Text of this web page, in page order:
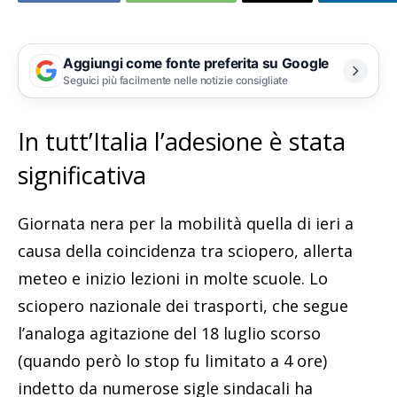
Aggiungi come fonte preferita su Google
Seguici più facilmente nelle notizie consigliate
In tutt’Italia l’adesione è stata
significativa
Giornata nera per la mobilità quella di ieri a
causa della coincidenza tra sciopero, allerta
meteo e inizio lezioni in molte scuole. Lo
sciopero nazionale dei trasporti, che segue
l’analoga agitazione del 18 luglio scorso
(quando però lo stop fu limitato a 4 ore)
indetto da numerose sigle sindacali ha